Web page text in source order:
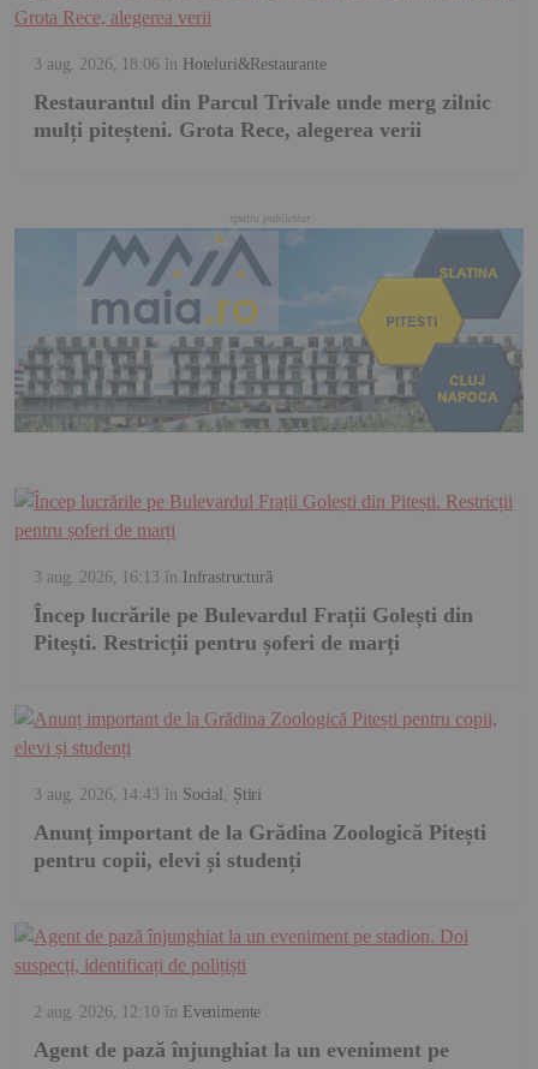
3 aug. 2026, 18:06 în Hoteluri&Restaurante
Restaurantul din Parcul Trivale unde merg zilnic
mulți piteșteni. Grota Rece, alegerea verii
3 aug. 2026, 16:13 în Infrastructură
Încep lucrările pe Bulevardul Frații Golești din
Pitești. Restricții pentru șoferi de marți
3 aug. 2026, 14:43 în Social Știri
Anunț important de la Grădina Zoologică Pitești
pentru copii, elevi și studenți
2 aug. 2026, 12:10 în Evenimente
Agent de pază înjunghiat la un eveniment pe